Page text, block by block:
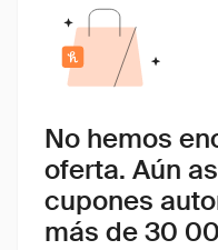
No hemos
oferta. Aún
cupones
más de 30